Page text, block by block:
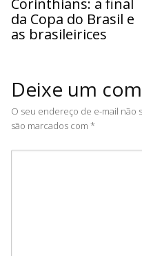
da Copa do Brasil e
as brasileirices
Deixe um
O seu endereço de e-mail não
são marcados com *